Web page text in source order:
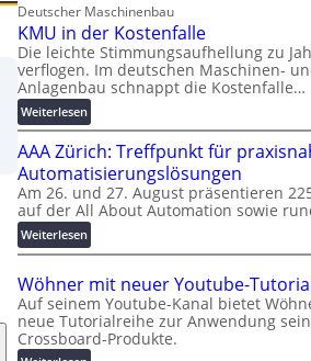
Deutscher Maschinenbau
KMU in der Kostenfalle
Die leichte Stimmungsaufhellung zu
verflogen. Im deutschen Maschinen-
Anlagenbau schnappt die Kostenfalle…
Weiterlesen:
K
M
U
i
n
d
e
K
o
s
t
AAA Zürich: Treffpunkt für
Automatisierungslösungen
Am 26. und 27. August präsentieren
auf der All About Automation sowie
Weiterlesen:
A
A
Z
ü
r
Wöhner mit neuer Youtube-
Auf seinem Youtube-Kanal bietet
neue Tutorialreihe zur Anwendung
Crossboard-Produkte.